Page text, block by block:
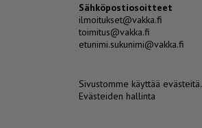
Sähköpostiosoitteet
ilmoitukset@vakka.fi
toimitus@vakka.fi
etunimi.sukunimi@vakka.fi
Sivustomme käyttää evästeitä.
Evästeiden hallinta